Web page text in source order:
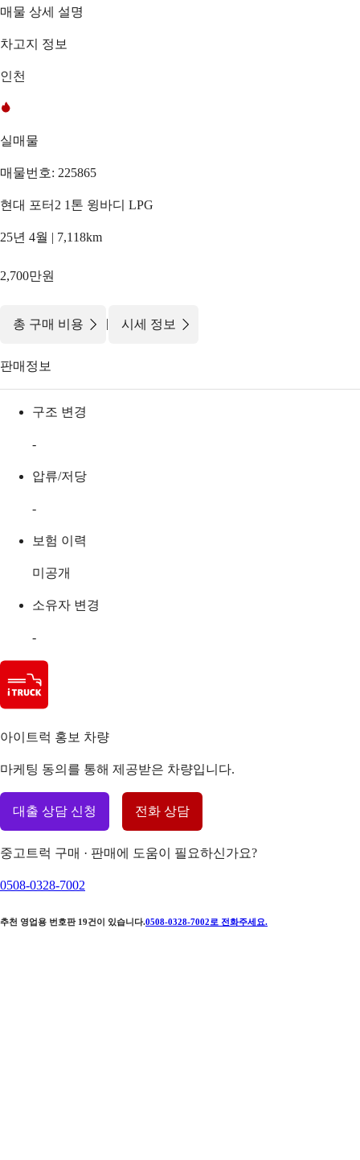
매물 상세 설명
차고지 정보
인천
실매물
매물번호: 225865
현대 포터2 1톤 윙바디 LPG
25년 4월 | 7,118km
2,700만원
총 구매 비용 | 시세 정보
판매정보
구조 변경
-
압류/저당
-
보험 이력
미공개
소유자 변경
-
아이트럭 홍보 차량
마케팅 동의를 통해 제공받은 차량입니다.
대출 상담 신청 전화 상담
중고트럭 구매 · 판매에 도움이 필요하신가요?
0508-0328-7002
추천 영업용 번호판 19건이 있습니다.0508-0328-7002 로 전화주세요.